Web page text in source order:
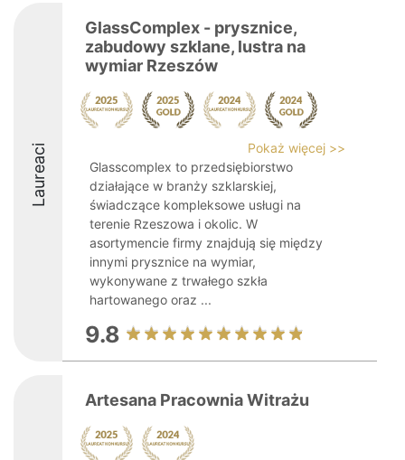
Laureaci
GlassComplex - prysznice,
zabudowy szklane, lustra na
wymiar Rzeszów
Pokaż więcej >>
Glasscomplex to przedsiębiorstwo
działające w branży szklarskiej,
świadczące kompleksowe usługi na
terenie Rzeszowa i okolic. W
asortymencie firmy znajdują się między
innymi prysznice na wymiar,
wykonywane z trwałego szkła
hartowanego oraz ...
9.8
Artesana Pracownia Witrażu